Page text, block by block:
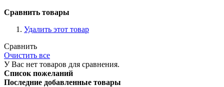
Сравнить товары
Удалить этот товар
Сравнить
Очистить все
У Вас нет товаров для сравнения.
Список пожеланий
Последние добавленные товары